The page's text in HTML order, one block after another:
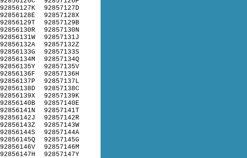
92856127K
92856128E
92856129T
92856130R
92856131W
92856132A
92856133G
92856134M
92856135Y
92856136F
92856137P
92856138D
92856139X
92856140B
92856141N
92856142J
92856143Z
92856144S
92856145Q
92856146V
92856147H
92857127D
92857128X
92857129B
92857130N
92857131J
92857132Z
92857133S
92857134Q
92857135V
92857136H
92857137L
92857138C
92857139K
92857140E
92857141T
92857142R
92857143W
92857144A
92857145G
92857146M
92857147Y